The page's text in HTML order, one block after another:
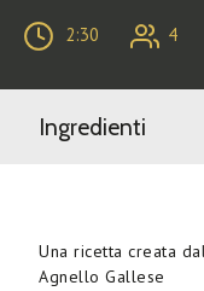
2:30 4
Ingredienti
Una ricetta creata
Agnello Gallese